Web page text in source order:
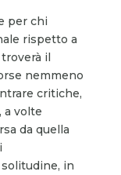
per chi
rispetto a
il
nemmeno
critiche,
a volte
da quella
in